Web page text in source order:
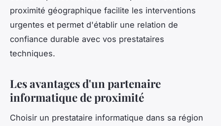
proximité géographique facilite les interventions
urgentes et permet d'établir une relation de
confiance durable avec vos prestataires
techniques.
Les avantages d'un partenaire
informatique de proximité
Choisir un prestataire informatique dans sa région